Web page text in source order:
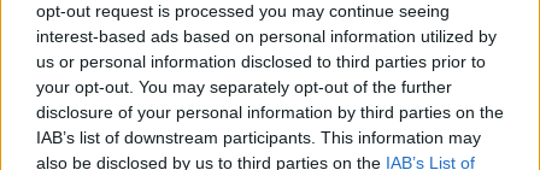
opt-out request is processed you may continue seeing
interest-based ads based on personal information utilized by
us or personal information disclosed to third parties prior to
your opt-out. You may separately opt-out of the further
disclosure of your personal information by third parties on the
IAB’s list of downstream participants. This information may
also be disclosed by us to third parties on the IAB’s List of